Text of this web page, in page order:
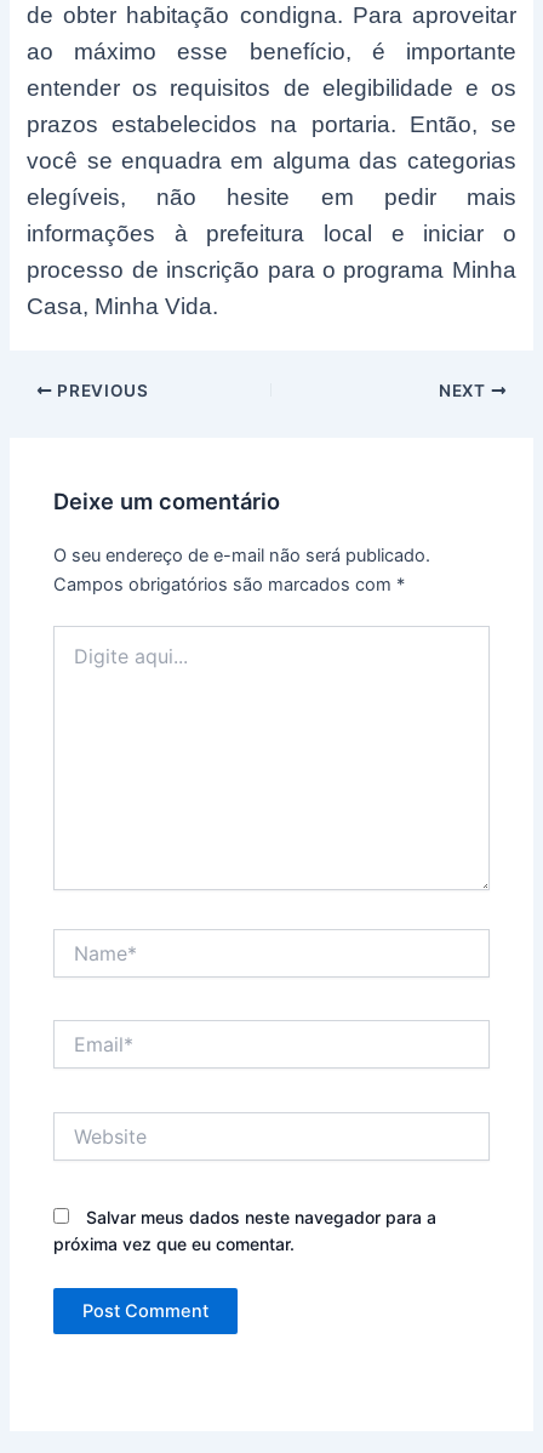
de obter habitação condigna. Para aproveitar
ao máximo esse benefício, é importante
entender os requisitos de elegibilidade e os
prazos estabelecidos na portaria. Então, se
você se enquadra em alguma das categorias
elegíveis, não hesite em pedir mais
informações à prefeitura local e iniciar o
processo de inscrição para o programa Minha
Casa, Minha Vida.
Post
PREVIOUS NEXT
Deixe um comentário
O seu endereço de e-mail não será publicado.
Campos obrigatórios são marcados com *
aqui...
Salvar meus dados neste navegador para a
próxima vez que eu comentar.